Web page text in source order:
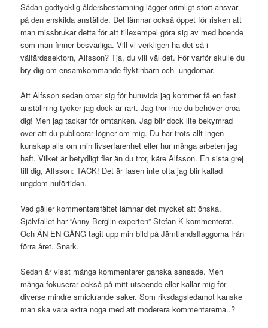
Sådan godtycklig åldersbestämning lägger orimligt stort ansvar
på den enskilda anställde. Det lämnar också öppet för risken att
man missbrukar detta för att tillexempel göra sig av med boende
som man finner besvärliga. Vill vi verkligen ha det så i
välfärdssektorn, Alfsson? Tja, du vill väl det. För varför skulle du
bry dig om ensamkommande flyktinbarn och -ungdomar.
Att Alfsson sedan oroar sig för huruvida jag kommer få en fast
anställning tycker jag dock är rart. Jag tror inte du behöver oroa
dig! Men jag tackar för omtanken. Jag blir dock lite bekymrad
över att du publicerar lögner om mig. Du har trots allt ingen
kunskap alls om min livserfarenhet eller hur många arbeten jag
haft. Vilket är betydligt fler än du tror, käre Alfsson. En sista grej
till dig, Alfsson: TACK! Det är fasen inte ofta jag blir kallad
ungdom nuförtiden.
Vad gäller kommentarsfältet lämnar det mycket att önska.
Självfallet har “Anny Berglin-experten” Stefan K kommenterat.
Och ÄN EN GÅNG tagit upp min bild på Jämtlandsflaggorna från
förra året. Snark.
Sedan är visst många kommentarer ganska sansade. Men
många fokuserar också på mitt utseende eller kallar mig för
diverse mindre smickrande saker. Som riksdagsledamot kanske
man ska vara extra noga med att moderera kommentarerna..?